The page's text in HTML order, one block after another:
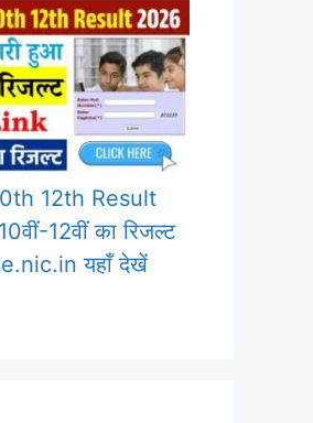
12th Result
12वीं का रिजल्ट
यहाँ देखें